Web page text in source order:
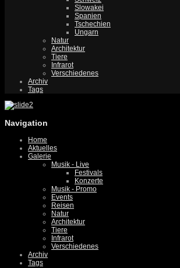
Slowakei
Spanien
Tschechien
Ungarn
Natur
Architektur
Tiere
Infrarot
Verschiedenes
Archiv
Tags
Navigation
Home
Aktuelles
Galerie
Musik - Live
Festivals
Konzerte
Musik - Promo
Events
Reisen
Natur
Architektur
Tiere
Infrarot
Verschiedenes
Archiv
Tags